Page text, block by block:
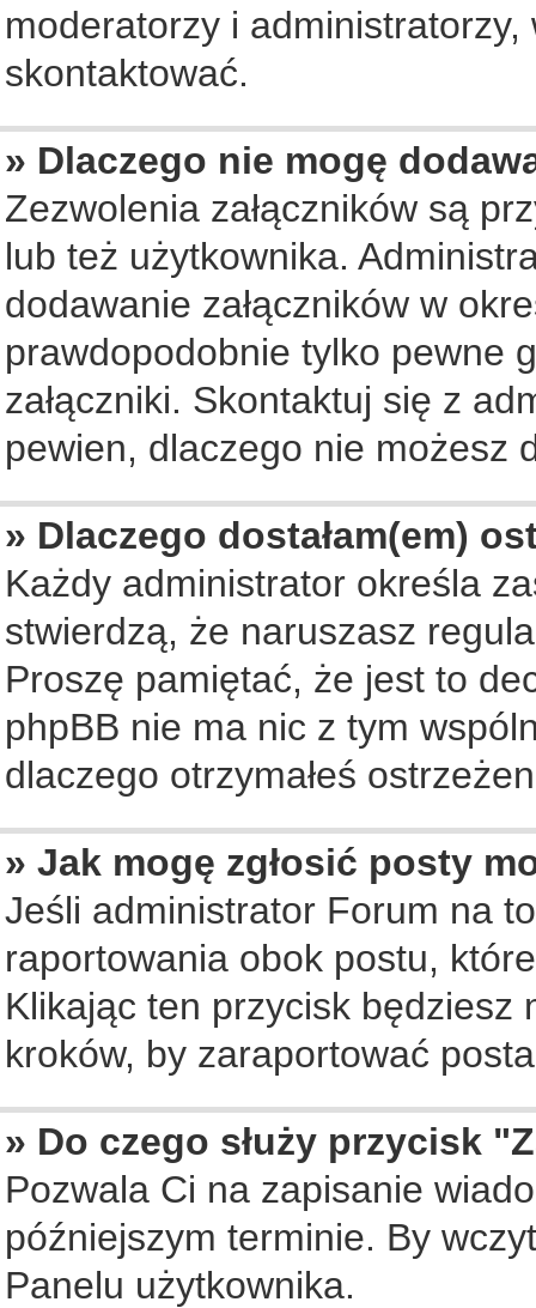
moderatorzy i
skontaktować.
» Dlaczego nie mogę
Zezwolenia załączników są
lub też użytkownika.
dodawanie załączników w
prawdopodobnie tylko pewne
załączniki. Skontaktuj się z
pewien, dlaczego nie możesz
» Dlaczego dostałam(em)
Każdy administrator określa
stwierdzą, że naruszasz
Proszę pamiętać, że jest to
phpBB nie ma nic z tym
dlaczego otrzymałeś
» Jak mogę zgłosić posty
Jeśli administrator Forum na
raportowania obok postu,
Klikając ten przycisk będziesz
kroków, by zaraportować
» Do czego służy przycisk
Pozwala Ci na zapisanie
późniejszym terminie. By
Panelu użytkownika.